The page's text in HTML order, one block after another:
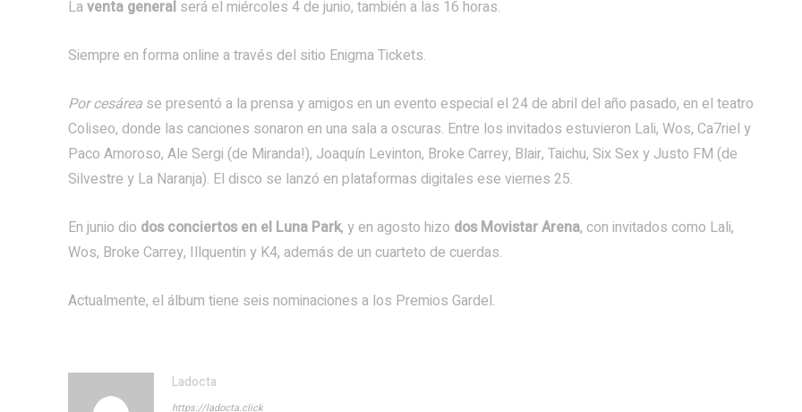
Laventa general será el miércoles 4 de junio, también a las 16 horas.
Siempre en forma online a través del sitio Enigma Tickets.
Por cesárea se presentó a la prensa y amigos en un evento especial el 24 de abril del año pasado, en el teatro
Coliseo, donde las canciones sonaron en una sala a oscuras. Entre los invitados estuvieron Lali, Wos, Ca7riel y
Paco Amoroso, Ale Sergi (de Miranda!), Joaquín Levinton, Broke Carrey, Blair, Taichu, Six Sex y Justo FM (de
Silvestre y La Naranja). El disco se lanzó en plataformas digitales ese viernes 25.
En junio dio dos conciertos en el Luna Park, y en agosto hizo dos Movistar Arena, con invitados como Lali,
Wos, Broke Carrey, Illquentin y K4, además de un cuarteto de cuerdas.
Actualmente, el álbum tiene seis nominaciones a los Premios Gardel.
Ladocta
https://ladocta.click